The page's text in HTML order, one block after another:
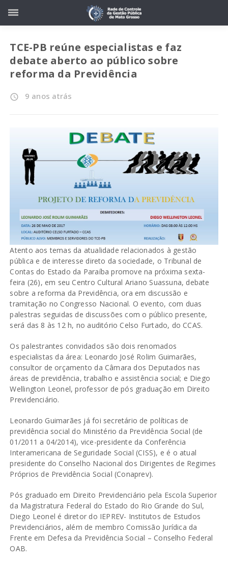
TCE-PB reúne especialistas e faz
debate aberto ao público sobre
reforma da Previdência
access_time 9 anos atrás
Atento aos temas da atualidade relacionados à gestão
pública e de interesse direto da sociedade, o Tribunal de
Contas do Estado da Paraíba promove na próxima sexta-
feira (26), em seu Centro Cultural Ariano Suassuna, debate
sobre a reforma da Previdência, ora em discussão e
tramitação no Congresso Nacional. O evento, com duas
palestras seguidas de discussões com o público presente,
será das 8 às 12 h, no auditório Celso Furtado, do CCAS.
Os palestrantes convidados são dois renomados
especialistas da área: Leonardo José Rolim Guimarães,
consultor de orçamento da Câmara dos Deputados nas
áreas de previdência, trabalho e assistência social; e Diego
Wellington Leonel, professor de pós graduação em Direito
Previdenciário.
Leonardo Guimarães já foi secretário de políticas de
previdência social do Ministério da Previdência Social (de
01/2011 a 04/2014), vice-presidente da Conferência
Interamericana de Seguridade Social (CISS), e é o atual
presidente do Conselho Nacional dos Dirigentes de Regimes
Próprios de Previdência Social (Conaprev).
Pós graduado em Direito Previdenciário pela Escola Superior
da Magistratura Federal do Estado do Rio Grande do Sul,
Diego Leonel é diretor do IEPREV- Institutos de Estudos
Previdenciários, além de membro Comissão Jurídica da
Frente em Defesa da Previdência Social – Conselho Federal
OAB.